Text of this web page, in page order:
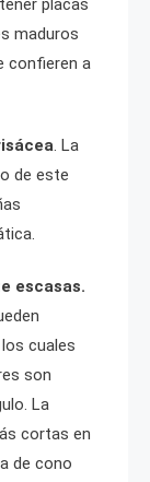
placas
maduros
confieren a
. La
de este
escasas.
cuales
son
La
cortas en
de cono